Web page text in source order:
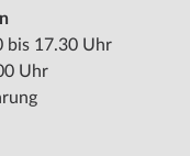
bis 17.30 Uhr
Uhr